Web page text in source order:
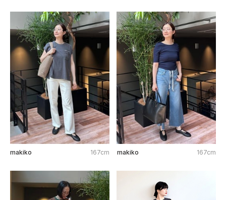
makiko 167cm makiko 167cm